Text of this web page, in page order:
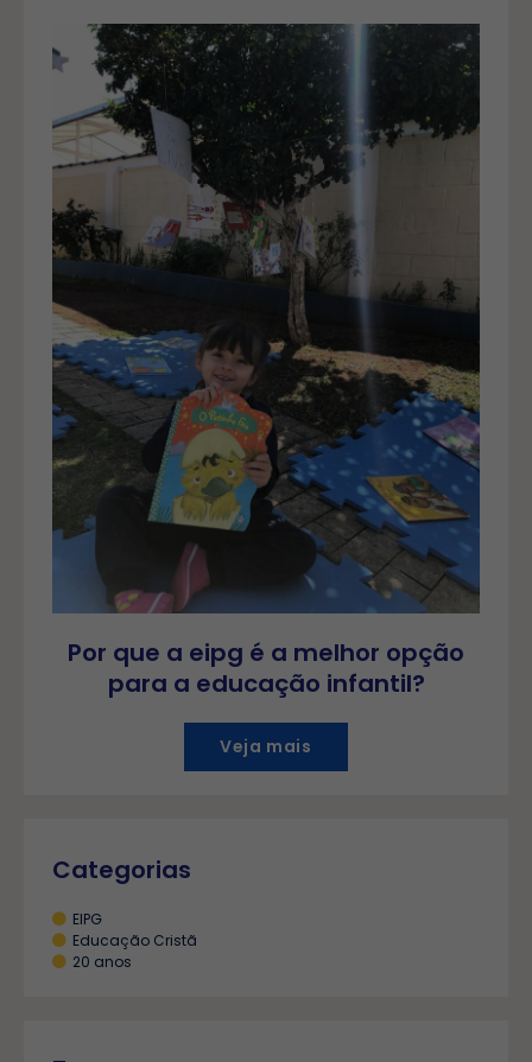
Por que a eipg é a melhor opção
para a educação infantil?
Veja mais
Categorias
EIPG
Educação Cristã
20 anos